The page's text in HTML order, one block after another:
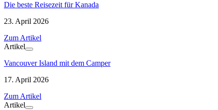
Die beste Reisezeit für Kanada
23. April 2026
Zum Artikel
Artikel
Vancouver Island mit dem Camper
17. April 2026
Zum Artikel
Artikel